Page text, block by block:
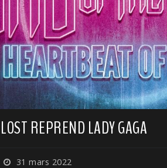
REPREND LADY GAGA
31 mars 2022